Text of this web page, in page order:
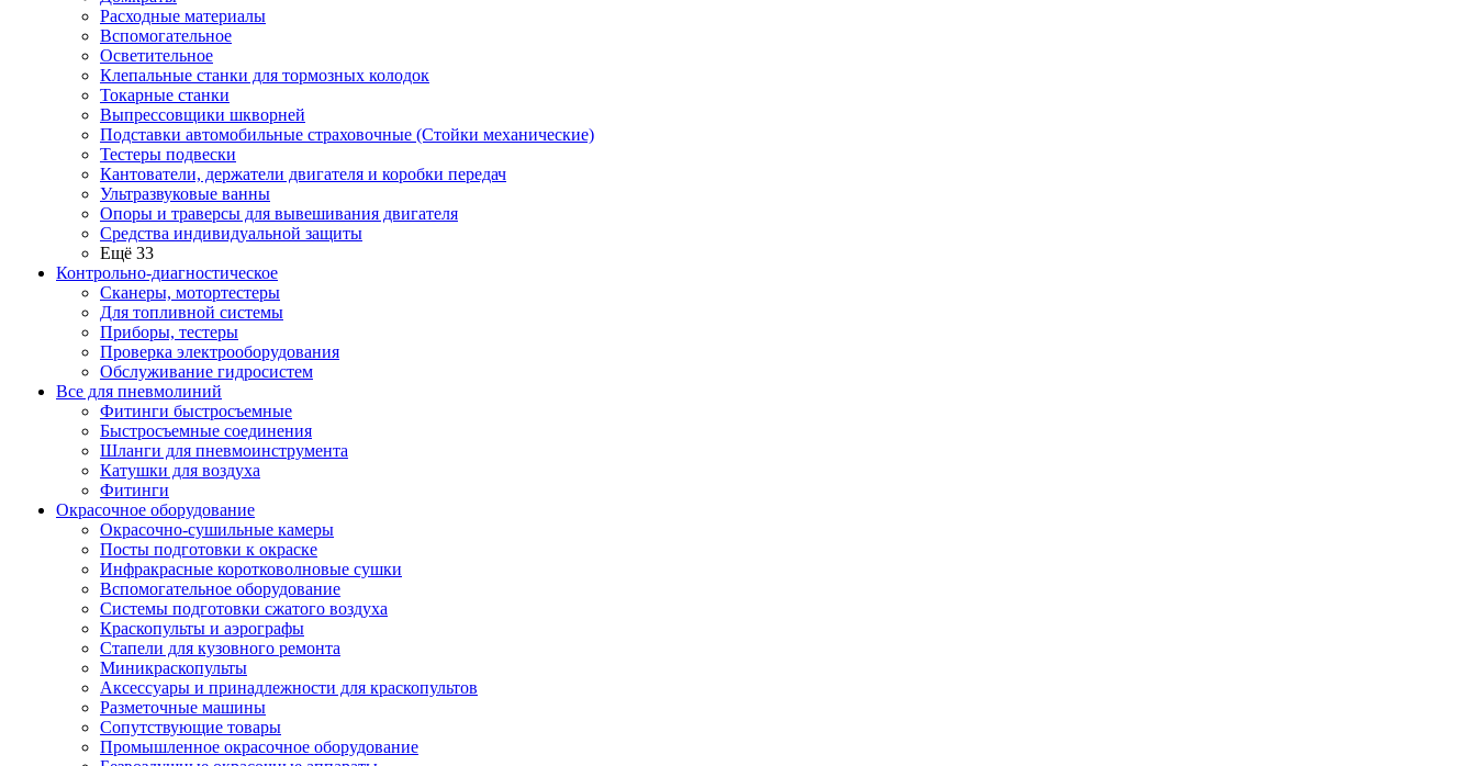
Расходные материалы
Вспомогательное
Осветительное
Клепальные станки для тормозных колодок
Токарные станки
Выпрессовщики шкворней
Подставки автомобильные страховочные (Стойки механические)
Тестеры подвески
Кантователи, держатели двигателя и коробки передач
Ультразвуковые ванны
Опоры и траверсы для вывешивания двигателя
Средства индивидуальной защиты
Ещё 33
Контрольно-диагностическое
Сканеры, мотортестеры
Для топливной системы
Приборы, тестеры
Проверка электрооборудования
Обслуживание гидросистем
Все для пневмолиний
Фитинги быстросъемные
Быстросъемные соединения
Шланги для пневмоинструмента
Катушки для воздуха
Фитинги
Окрасочное оборудование
Окрасочно-сушильные камеры
Посты подготовки к окраске
Инфракрасные коротковолновые сушки
Вспомогательное оборудование
Системы подготовки сжатого воздуха
Краскопульты и аэрографы
Стапели для кузовного ремонта
Миникраскопульты
Аксессуары и принадлежности для краскопультов
Разметочные машины
Сопутствующие товары
Промышленное окрасочное оборудование